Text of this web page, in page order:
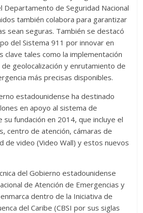
Departamento de Seguridad Nacional
también colabora para garantizar
sean seguras. También se destacó
del Sistema 911 por innovar en
clave tales como la implementación
geolocalización y enrutamiento de
más precisas disponibles.
estadounidense ha destinado
en apoyo al sistema de
fundación en 2014, que incluye el
centro de atención, cámaras de
de video (Video Wall) y estos nuevos
del Gobierno estadounidense
de Atención de Emergencias y
dentro de la Iniciativa de
del Caribe (CBSI por sus siglas